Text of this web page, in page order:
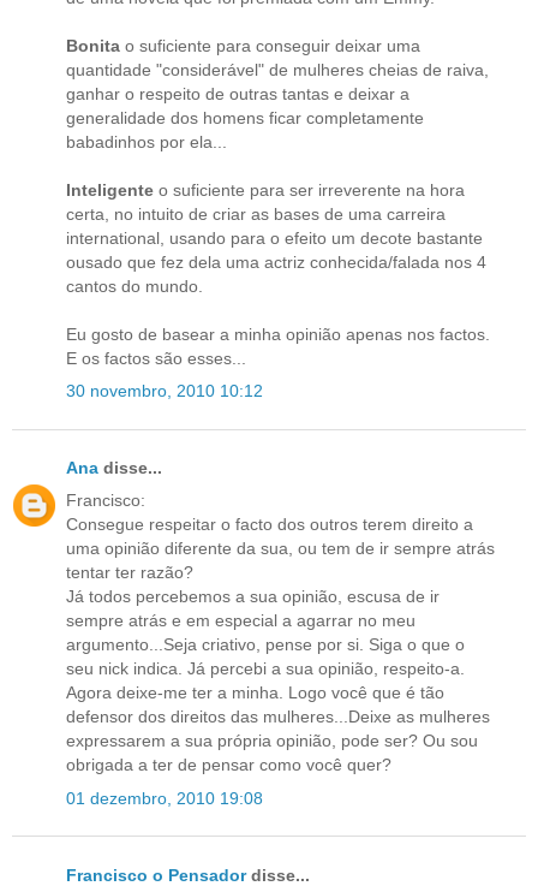
Bonita o suficiente para conseguir deixar uma
quantidade "considerável" de mulheres cheias de raiva,
ganhar o respeito de outras tantas e deixar a
generalidade dos homens ficar completamente
babadinhos por ela...
Inteligente o suficiente para ser irreverente na hora
certa, no intuito de criar as bases de uma carreira
international, usando para o efeito um decote bastante
ousado que fez dela uma actriz conhecida/falada nos 4
cantos do mundo.
Eu gosto de basear a minha opinião apenas nos factos.
E os factos são esses...
30 novembro, 2010 10:12
Ana disse...
Francisco:
Consegue respeitar o facto dos outros terem direito a
uma opinião diferente da sua, ou tem de ir sempre atrás
tentar ter razão?
Já todos percebemos a sua opinião, escusa de ir
sempre atrás e em especial a agarrar no meu
argumento...Seja criativo, pense por si. Siga o que o
seu nick indica. Já percebi a sua opinião, respeito-a.
Agora deixe-me ter a minha. Logo você que é tão
defensor dos direitos das mulheres...Deixe as mulheres
expressarem a sua própria opinião, pode ser? Ou sou
obrigada a ter de pensar como você quer?
01 dezembro, 2010 19:08
Francisco o Pensadordisse...